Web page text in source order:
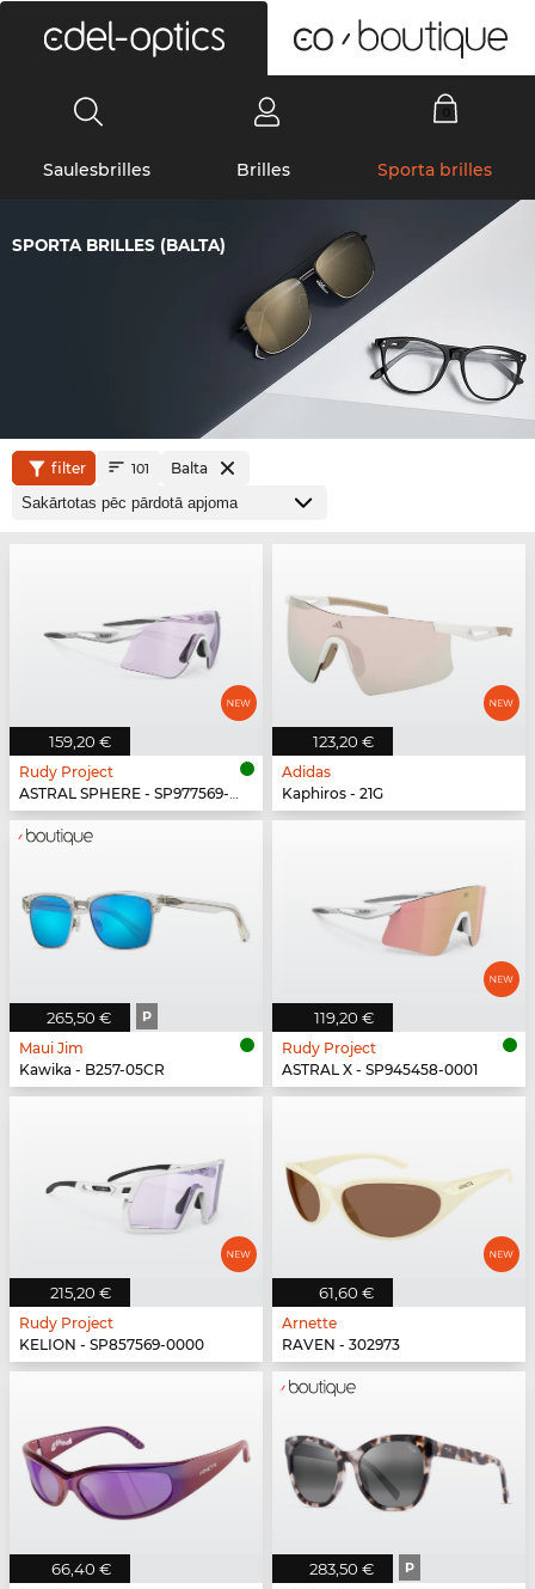
Saulesbrilles Brilles Sporta brilles
SPORTA BRILLES (BALTA)
filter 101 Balta
159,20 €
Rudy Project
ASTRAL SPHERE - SP977569-0000
123,20 €
Adidas
Kaphiros - 21G
265,50 € P
Maui Jim
Kawika - B257-05CR
119,20 €
Rudy Project
ASTRAL X - SP945458-0001
215,20 €
Rudy Project
KELION - SP857569-0000
61,60 €
Arnette
RAVEN - 302973
66,40 € 283,50 € P